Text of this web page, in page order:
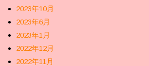
2023年10月
2023年6月
2023年1月
2022年12月
2022年11月